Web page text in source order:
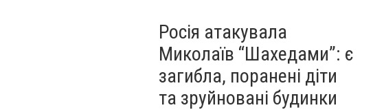
Росія атакувала
Миколаїв “Шахедами”: є
загибла, поранені діти
та зруйновані будинки